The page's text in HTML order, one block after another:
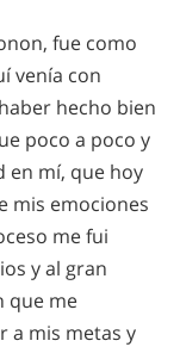
fue como
venía con
hecho bien
poco a poco y
en mí, que hoy
mis emociones
me fui
y al gran
que me
a mis metas y